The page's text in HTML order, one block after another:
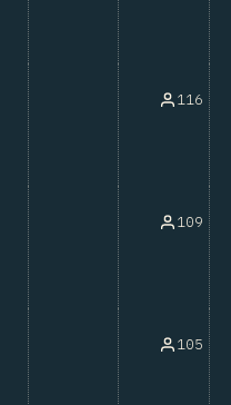
116
109
105